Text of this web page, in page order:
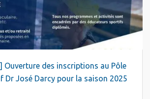
Ouverture des inscriptions au Pôle
Dr José Darcy pour la saison 2025